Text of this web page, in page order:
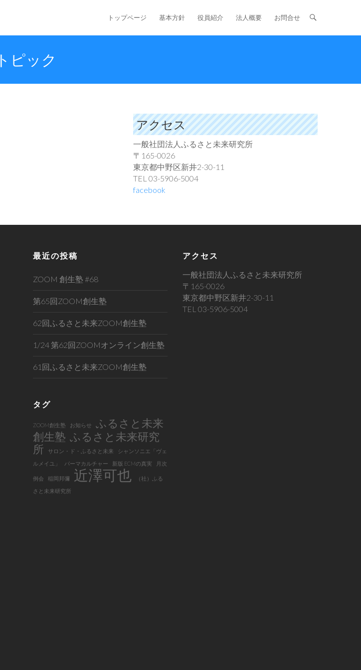
トップページ 基本方針 役員紹介 法人概要 お問合せ
トピック
アクセス
一般社団法人ふるさと未来研究所
〒165-0026
東京都中野区新井2-30-11
TEL 03-5906-5004
facebook
最近の投稿
ZOOM 創生塾 #68
第65回ZOOM創生塾
62回ふるさと未来ZOOM創生塾
1/24 第62回ZOOMオンライン創生塾
61回ふるさと未来ZOOM創生塾
タグ
ZOOM創生塾 お知らせ
ふるさと未来
創生塾 ふるさと未来研究
所
サロン・ド・ふるさと未来
シャンソニエ「ヴェ
ルメイユ」
パーマカルチャー 新版 ECMの真実 月次
例会 稲岡邦彌 近澤可也
（社）ふる
さと未来研究所
アクセス
一般社団法人ふるさと未来研究所
〒165-0026
東京都中野区新井2-30-11
TEL 03-5906-5004